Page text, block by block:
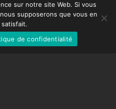
EOS LV
sur notre site Web. Si vous
supposerons que vous en
de confidentialité
French
German